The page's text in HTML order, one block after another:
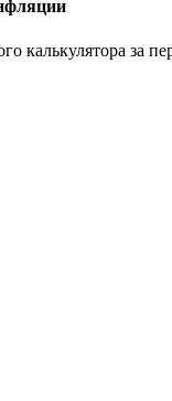
калькулятора за